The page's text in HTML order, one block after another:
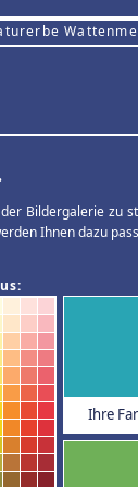
Bildergalerie zu
Ihnen dazu
Ihre